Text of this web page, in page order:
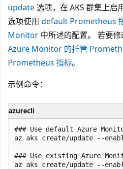
update选项，在 AKS 群集上
选项使用 default Prometheus
Monitor 中所述的配置。 若要
Azure Monitor 的托管
Prometheus 指标。
示例命令：
azurecli
### Use default Azure
az aks create/update --
### Use existing Azure
az aks create/update --